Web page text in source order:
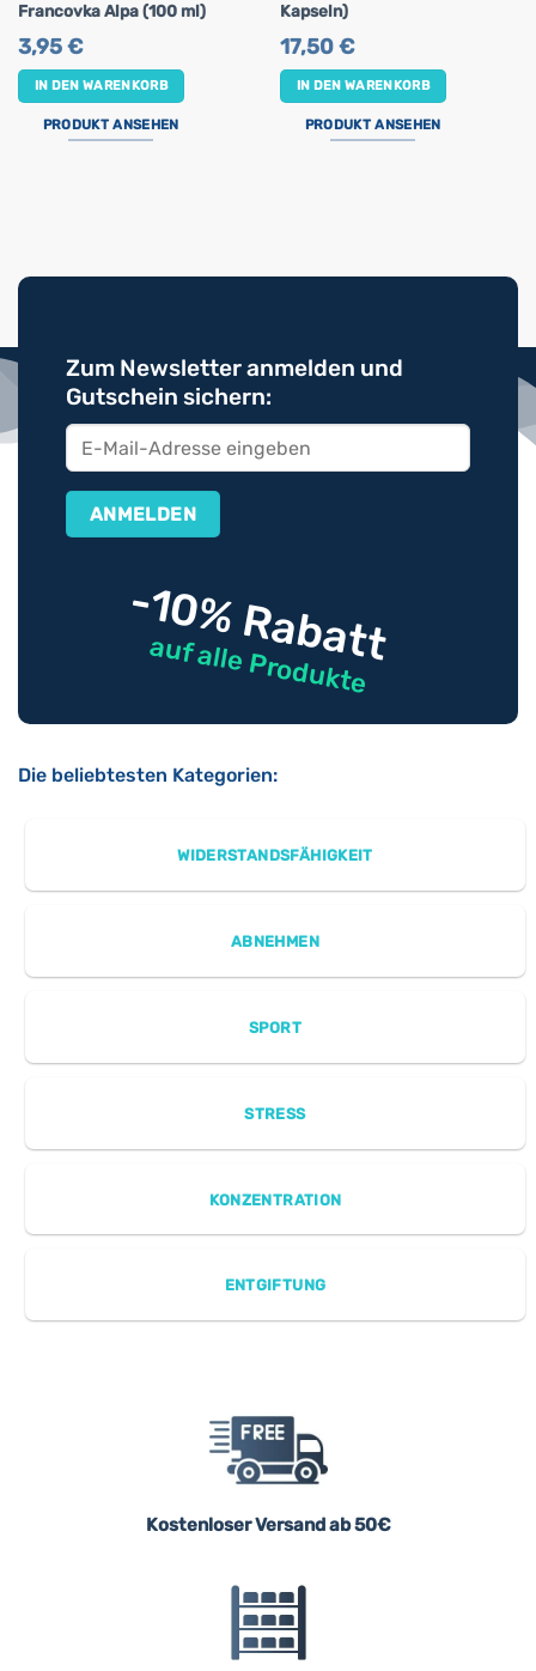
Francovka Alpa (100 ml)
3,95€
IN DEN WARENKORB
PRODUKT ANSEHEN
Kapseln)
17,50€
IN DEN WARENKORB
PRODUKT ANSEHEN
Zum Newsletter anmelden und
Gutschein sichern:
-10% Rabatt
auf alle Produkte
Die beliebtesten Kategorien:
WIDERSTANDSFÄHIGKEIT
ABNEHMEN
SPORT
STRESS
KONZENTRATION
ENTGIFTUNG
Kostenloser Versand ab 50€